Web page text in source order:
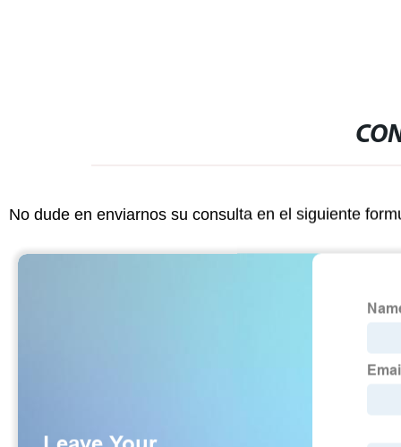
No dude en enviarnos su consulta en el siguiente